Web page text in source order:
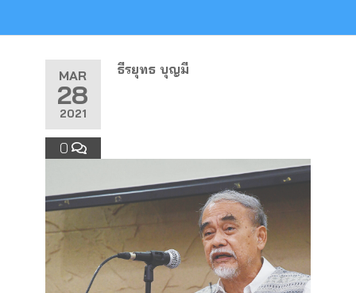
MAR
28
2021
0
ธีรยุทธ บุญมี